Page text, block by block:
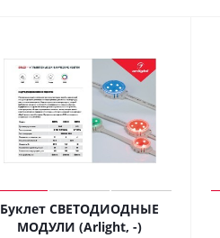
Буклет СВЕТОДИОДНЫЕ
МОДУЛИ (Arlight, -)